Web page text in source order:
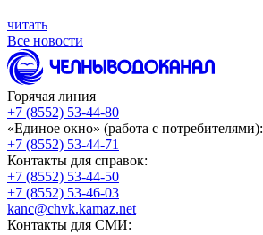
читать
Все новости
Горячая линия
+7 (8552) 53-44-80
«Единое окно» (работа с потребителями):
+7 (8552) 53-44-71
Контакты для справок:
+7 (8552) 53-44-50
+7 (8552) 53-46-03
kanc@chvk.kamaz.net
Контакты для СМИ: